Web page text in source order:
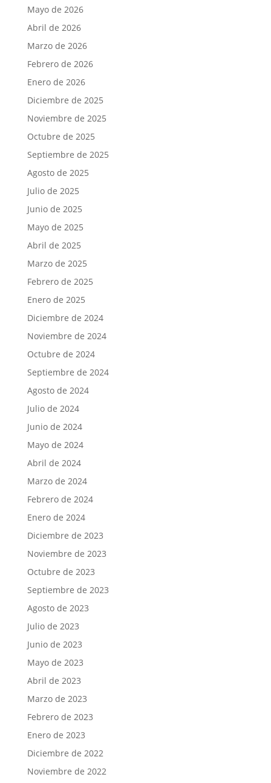
Mayo de 2026
Abril de 2026
Marzo de 2026
Febrero de 2026
Enero de 2026
Diciembre de 2025
Noviembre de 2025
Octubre de 2025
Septiembre de 2025
Agosto de 2025
Julio de 2025
Junio de 2025
Mayo de 2025
Abril de 2025
Marzo de 2025
Febrero de 2025
Enero de 2025
Diciembre de 2024
Noviembre de 2024
Octubre de 2024
Septiembre de 2024
Agosto de 2024
Julio de 2024
Junio de 2024
Mayo de 2024
Abril de 2024
Marzo de 2024
Febrero de 2024
Enero de 2024
Diciembre de 2023
Noviembre de 2023
Octubre de 2023
Septiembre de 2023
Agosto de 2023
Julio de 2023
Junio de 2023
Mayo de 2023
Abril de 2023
Marzo de 2023
Febrero de 2023
Enero de 2023
Diciembre de 2022
Noviembre de 2022